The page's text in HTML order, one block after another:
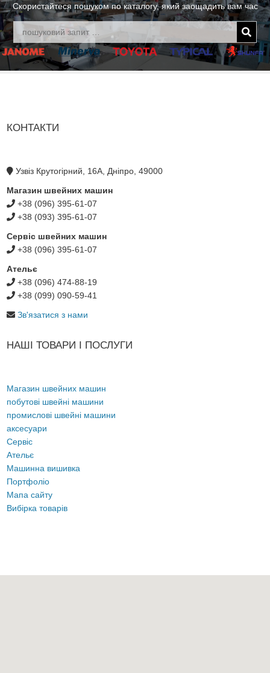
Скористайтеся пошуком по каталогу, який заощадить вам час
КОНТАКТИ
Узвіз Крутогірний, 16А, Дніпро, 49000
Магазин швейних машин
+38 (096) 395-61-07
+38 (093) 395-61-07
Сервіс швейних машин
+38 (096) 395-61-07
Ательє
+38 (096) 474-88-19
+38 (099) 090-59-41
Зв'язатися з нами
НАШІ ТОВАРИ І ПОСЛУГИ
Магазин швейних машин
побутові швейні машини
промислові швейні машини
аксесуари
Сервіс
Ательє
Машинна вишивка
Портфоліо
Мапа сайту
Вибірка товарів